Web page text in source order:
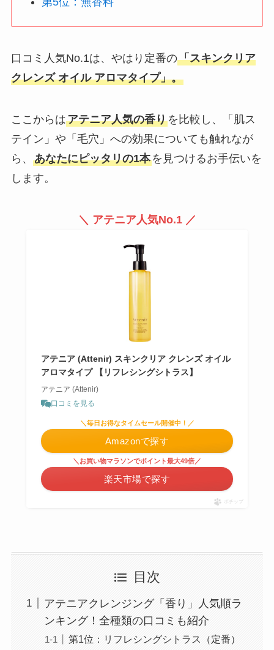
口コミ人気No.1は、やはり定番の「スキンクリア
クレンズ オイル アロマタイプ」。
ここからはアテニア人気の香りを比較し、「肌ス
テイン」や「毛穴」への効果についても触れなが
ら、 あなたにピッタリの1本を見つけるお手伝いを
します。
＼ アテニア人気No.1 ／
アテニア (Attenir) スキンクリア クレンズ オイル
アロマタイプ 【リフレシングシトラス】
アテニア (Attenir)
口コミを見る
＼毎日お得なタイムセール開催中！／
Amazonで探す
＼お買い物マラソンでポイント最大49倍／
楽天市場で探す
ポチップ
目次
アテニアクレンジング「香り」人気順ラ
ンキング！全種類の口コミも紹介
第1位：リフレシングシトラス（定番）